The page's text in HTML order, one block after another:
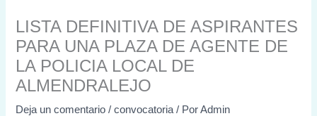
LISTA DEFINITIVA DE ASPIRANTES
PARA UNA PLAZA DE AGENTE DE
LA POLICIA LOCAL DE
ALMENDRALEJO
Deja un comentario /convocatoria / PorAdmin